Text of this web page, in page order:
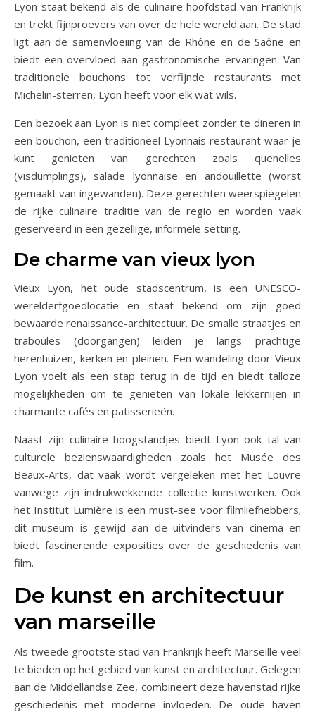
Lyon staat bekend als de culinaire hoofdstad van Frankrijk
en trekt fijnproevers van over de hele wereld aan. De stad
ligt aan de samenvloeiing van de Rhône en de Saône en
biedt een overvloed aan gastronomische ervaringen. Van
traditionele bouchons tot verfijnde restaurants met
Michelin-sterren, Lyon heeft voor elk wat wils.
Een bezoek aan Lyon is niet compleet zonder te dineren in
een bouchon, een traditioneel Lyonnais restaurant waar je
kunt genieten van gerechten zoals quenelles
(visdumplings), salade lyonnaise en andouillette (worst
gemaakt van ingewanden). Deze gerechten weerspiegelen
de rijke culinaire traditie van de regio en worden vaak
geserveerd in een gezellige, informele setting.
De charme van vieux lyon
Vieux Lyon, het oude stadscentrum, is een UNESCO-
werelderfgoedlocatie en staat bekend om zijn goed
bewaarde renaissance-architectuur. De smalle straatjes en
traboules (doorgangen) leiden je langs prachtige
herenhuizen, kerken en pleinen. Een wandeling door Vieux
Lyon voelt als een stap terug in de tijd en biedt talloze
mogelijkheden om te genieten van lokale lekkernijen in
charmante cafés en patisserieën.
Naast zijn culinaire hoogstandjes biedt Lyon ook tal van
culturele bezienswaardigheden zoals het Musée des
Beaux-Arts, dat vaak wordt vergeleken met het Louvre
vanwege zijn indrukwekkende collectie kunstwerken. Ook
het Institut Lumière is een must-see voor filmliefhebbers;
dit museum is gewijd aan de uitvinders van cinema en
biedt fascinerende exposities over de geschiedenis van
film.
De kunst en architectuur
van marseille
Als tweede grootste stad van Frankrijk heeft Marseille veel
te bieden op het gebied van kunst en architectuur. Gelegen
aan de Middellandse Zee, combineert deze havenstad rijke
geschiedenis met moderne invloeden. De oude haven